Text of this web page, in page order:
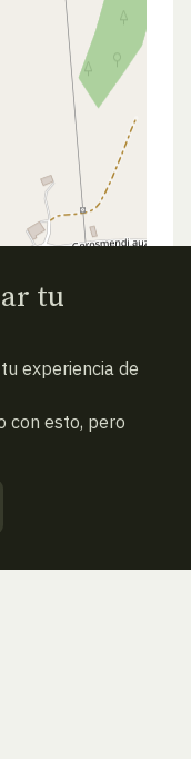
tu
experiencia de
con esto, pero